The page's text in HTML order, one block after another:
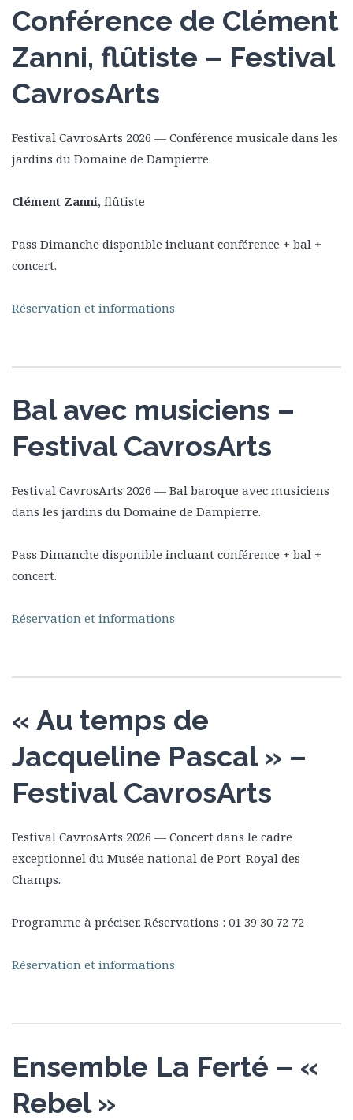
Conférence de Clément
Zanni, flûtiste – Festival
CavrosArts
Festival CavrosArts 2026 — Conférence musicale dans les
jardins du Domaine de Dampierre.
Clément Zanni, flûtiste
Pass Dimanche disponible incluant conférence + bal +
concert.
Réservation et informations
Bal avec musiciens –
Festival CavrosArts
Festival CavrosArts 2026 — Bal baroque avec musiciens
dans les jardins du Domaine de Dampierre.
Pass Dimanche disponible incluant conférence + bal +
concert.
Réservation et informations
« Au temps de
Jacqueline Pascal » –
Festival CavrosArts
Festival CavrosArts 2026 — Concert dans le cadre
exceptionnel du Musée national de Port-Royal des
Champs.
Programme à préciser. Réservations : 01 39 30 72 72
Réservation et informations
Ensemble La Ferté – «
Rebel »